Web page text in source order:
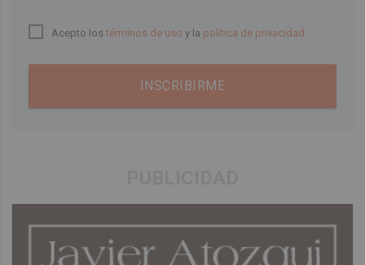
Acepto lostérminos de uso y la política de privacidad
INSCRIBIRME